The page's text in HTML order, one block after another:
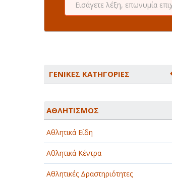
ΓΕΝΙΚΕΣ ΚΑΤΗΓΟΡΙΕΣ
ΑΘΛΗΤΙΣΜΟΣ
ΑΥΤΟΚΙΝΗΤΑ - ΜΗΧΑΝΕΣ - ΣΚΑΦΗ
ΔΙΑΣΚΕΔΑΣΗ - ΨΥΧΑΓΩΓΙΑ - ΤΕΧΝΕΣ
ΑΘΛΗΤΙΣΜΟΣ
Αθλητικά Είδη
Αθλητικά Κέντρα
Αθλητικές Δραστηριότητες